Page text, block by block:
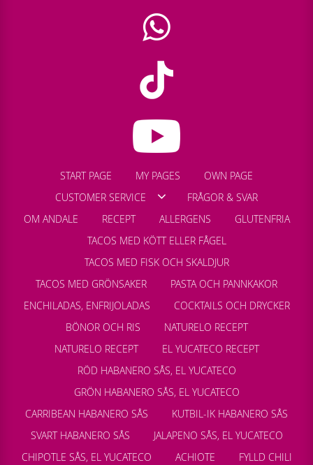
START PAGE MY PAGES
OWN PAGE
CUSTOMER SERVICE
FRÅGOR & SVAR
OM ANDALE
RECEPT ALLERGENS
GLUTENFRIA
TACOS MED KÖTT ELLER FÅGEL
TACOS MED FISK OCH SKALDJUR
TACOS MED GRÖNSAKER
PASTA OCH PANNKAKOR
ENCHILADAS, ENFRIJOLADAS
COCKTAILS OCH DRYCKER
BÖNOR OCH RIS
NATURELO RECEPT
NATURELO RECEPT
EL YUCATECO RECEPT
RÖD HABANERO SÅS, EL YUCATECO
GRÖN HABANERO SÅS, EL YUCATECO
CARRIBEAN HABANERO SÅS
KUTBIL-IK HABANERO SÅS
SVART HABANERO SÅS
JALAPENO SÅS, EL YUCATECO
CHIPOTLE SÅS, EL YUCATECO
ACHIOTE FYLLD CHILI